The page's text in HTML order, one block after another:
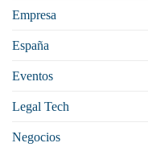
Empresa
España
Eventos
Legal Tech
Negocios